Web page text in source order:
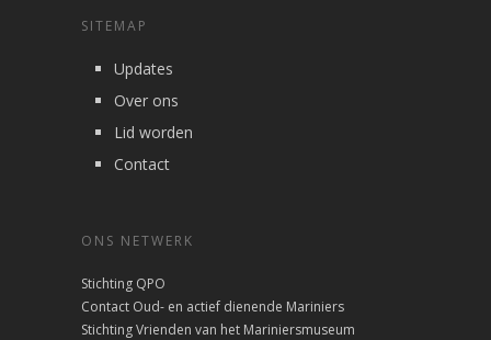
SITEMAP
Updates
Over ons
Lid worden
Contact
ONS NETWERK
Stichting QPO
Contact Oud- en actief dienende Mariniers
Stichting Vrienden van het Mariniersmuseum